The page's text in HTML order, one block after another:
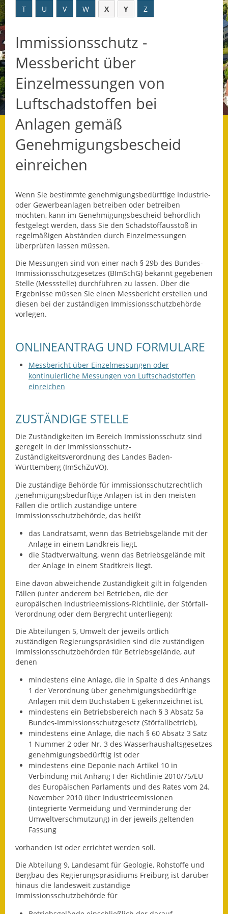
Datenschutz
Datenschutz im
Steueramt
Geschichte und
Gegenwart
Was die Alten noch
wussten!
Lärmaktionsplan
Leichte Sprache
Mitteilungsblatt
Nachhaltigkeitsbericht
Ortsplan
Schadensmeldung
Kreisstraße
Umleitungsplan
Buslinie 168
Stellenausschreibungen
Zahlen und Fakten
Rathaus
Behördenadressen
Landkreis
Dienstleistungen
Formulare
Fundbehörde
Gemeinderat
Sitzungsberichte 2015
Sitzungsberichte 2016
Sitzungsberichte 2017
Sitzungsberichte 2018
Gemeindeverwaltung
Haushalt & Finanzen
T
U V W X Y Z
Immissionsschutz -
Messbericht über
Einzelmessungen von
Luftschadstoffen bei
Anlagen gemäß
Genehmigungsbescheid
einreichen
Wenn Sie bestimmte genehmigungsbedürftige Industrie-
oder Gewerbeanlagen betreiben oder betreiben
möchten, kann im Genehmigungsbescheid behördlich
festgelegt werden, dass Sie den Schadstoffausstoß in
regelmäßigen Abständen durch Einzelmessungen
überprüfen lassen müssen.
Die Messungen sind von einer nach § 29b des Bundes-
Immissionsschutzgesetzes (BImSchG) bekannt gegebenen
Stelle (Messstelle) durchführen zu lassen. Über die
Ergebnisse müssen Sie einen Messbericht erstellen und
diesen bei der zuständigen Immissionsschutzbehörde
vorlegen.
ONLINEANTRAG UND FORMULARE
Messbericht über Einzelmessungen oder
kontinuierliche Messungen von Luftschadstoffen
einreichen
ZUSTÄNDIGE STELLE
Die Zuständigkeiten im Bereich Immissionsschutz sind
geregelt in der Immissionsschutz-
Zuständigkeitsverordnung des Landes Baden-
Württemberg (ImSchZuVO).
Die zuständige Behörde für immissionsschutzrechtlich
genehmigungsbedürftige Anlagen ist in den meisten
Fällen die örtlich zuständige untere
Immissionsschutzbehörde, das heißt
das Landratsamt, wenn das Betriebsgelände mit der
Anlage in einem Landkreis liegt,
die Stadtverwaltung, wenn das Betriebsgelände mit
der Anlage in einem Stadtkreis liegt.
Eine davon abweichende Zuständigkeit gilt in folgenden
Fällen (unter anderem bei Betrieben, die der
europäischen Industrieemissions-Richtlinie, der Störfall-
Verordnung oder dem Bergrecht unterliegen):
Die Abteilungen 5, Umwelt der jeweils örtlich
zuständigen Regierungspräsidien sind die zuständigen
Immissionsschutzbehörden für Betriebsgelände, auf
denen
mindestens eine Anlage, die in Spalte d des Anhangs
1 der Verordnung über genehmigungsbedürftige
Anlagen mit dem Buchstaben E gekennzeichnet ist,
mindestens ein Betriebsbereich nach § 3 Absatz 5a
Bundes-Immissionsschutzgesetz (Störfallbetrieb),
mindestens eine Anlage, die nach § 60 Absatz 3 Satz
1 Nummer 2 oder Nr. 3 des Wasserhaushaltsgesetzes
genehmigungsbedürftig ist oder
mindestens eine Deponie nach Artikel 10 in
Verbindung mit Anhang I der Richtlinie 2010/75/EU
des Europäischen Parlaments und des Rates vom 24.
November 2010 über Industrieemissionen
(integrierte Vermeidung und Verminderung der
Umweltverschmutzung) in der jeweils geltenden
Fassung
vorhanden ist oder errichtet werden soll.
Die Abteilung 9, Landesamt für Geologie, Rohstoffe und
Bergbau des Regierungspräsidiums Freiburg ist darüber
hinaus die landesweit zuständige
Immissionsschutzbehörde für